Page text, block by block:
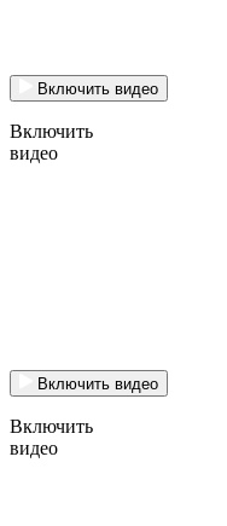
Включить видео
Включить
видео
Включить видео
Включить
видео